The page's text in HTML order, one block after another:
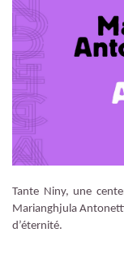
Tante Niny, une
Marianghjula
d’éternité.